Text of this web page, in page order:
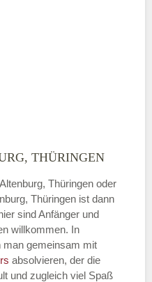
THÜRINGEN
Thüringen oder
Thüringen ist dann
sind Anfänger und
willkommen. In
man gemeinsam mit
absolvieren, der die
und zugleich viel Spaß